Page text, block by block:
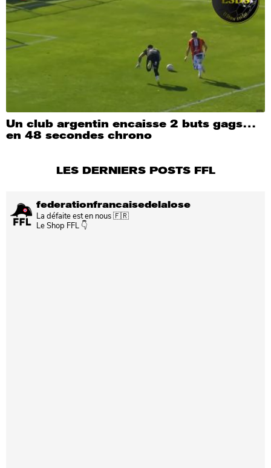
Un club argentin encaisse 2 buts gags…
en 48 secondes chrono
LES DERNIERS POSTS FFL
federationfrancaisedelalose
La défaite est en nous 🇫🇷
Le Shop FFL 👇